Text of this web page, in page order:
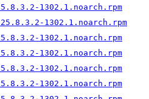
1302.1.noarch.rpm
1302.1.noarch.rpm
1302.1.noarch.rpm
1302.1.noarch.rpm
1302.1.noarch.rpm
1302.1.noarch.rpm